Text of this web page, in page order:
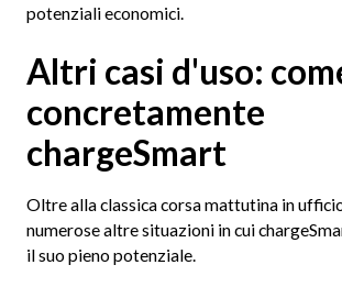
potenziali economici.
Altri casi d'uso:
concretamente
chargeSmart
Oltre alla classica corsa mattutina in
numerose altre situazioni in cui
il suo pieno potenziale.